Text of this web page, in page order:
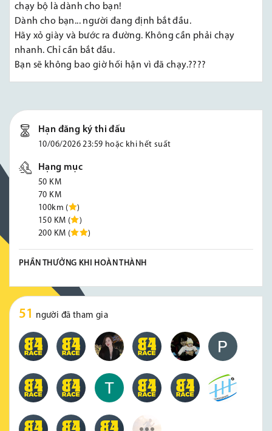
chạy bộ là dành cho bạn!
Dành cho bạn... người đang định bắt đầu.
Hãy xỏ giày và bước ra đường. Không cần phải chạy
nhanh. Chỉ cần bắt đầu.
Bạn sẽ không bao giờ hối hận vì đã chạy.????
Hạn đăng ký thi đấu
10/06/2026 23:59 hoặc khi hết suất
Hạng mục
50 KM
70 KM
100km (
)
150 KM (
)
200 KM (
)
PHẦN THƯỞNG KHI HOÀN THÀNH
51 người đã tham gia